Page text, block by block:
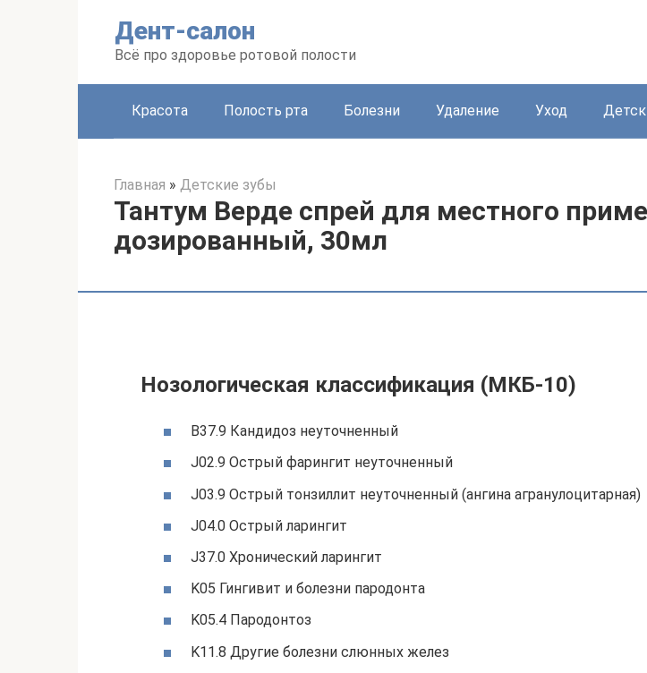
Дент-салон
Всё про здоровье ротовой полости
Красота Полость рта Болезни Удаление Уход
Главная » Детские зубы
Тантум Верде спрей для местного
дозированный, 30мл
Нозологическая классификация (МКБ-10)
B37.9 Кандидоз неуточненный
J02.9 Острый фарингит неуточненный
J03.9 Острый тонзиллит неуточненный (ангина агранулоцитарная)
J04.0 Острый ларингит
J37.0 Хронический ларингит
K05 Гингивит и болезни пародонта
K05.4 Пародонтоз
K11.8 Другие болезни слюнных желез